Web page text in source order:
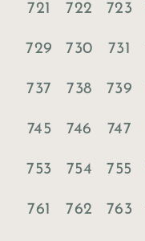
721 722 723
729 730 731
737 738 739
745 746 747
753 754 755
761 762 763